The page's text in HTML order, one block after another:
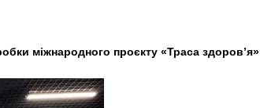
міжнародного проєкту «Траса здоров’я»